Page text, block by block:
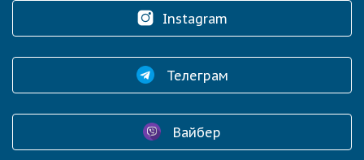
Instagram
Телеграм
Вайбер